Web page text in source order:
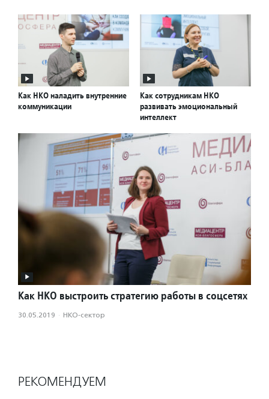
Как НКО наладить внутренние
коммуникации
Как сотрудникам НКО
развивать эмоциональный
интеллект
Как НКО выстроить стратегию работы в соцсетях
30.05.2019 · НКО-сектор
РЕКОМЕНДУЕМ